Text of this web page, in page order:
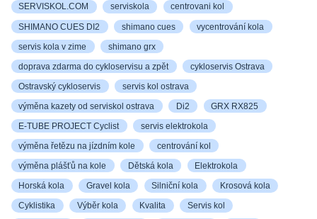
SERVISKOL.COM serviskola centrovani kol
SHIMANO CUES DI2 shimano cues vycentrování kola
servis kola v zime shimano grx
doprava zdarma do cykloservisu a zpět cykloservis Ostrava
Ostravský cykloservis servis kol ostrava
výměna kazety od serviskol ostrava Di2 GRX RX825
E-TUBE PROJECT Cyclist servis elektrokola
výměna řetězu na jízdním kole centrování kol
výměna plášťů na kole Dětská kola Elektrokola
Horská kola Gravel kola Silniční kola Krosová kola
Cyklistika Výběr kola Kvalita Servis kol